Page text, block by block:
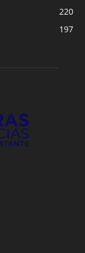
220
197